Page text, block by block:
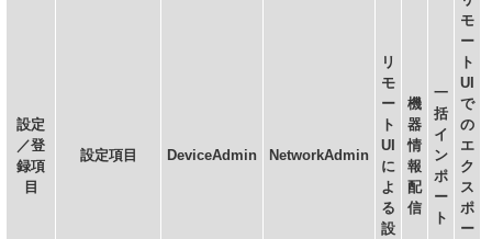
設定
／登
録項
目
設定項目 DeviceAdmin NetworkAdmin
リ
モ
ー
ト
UI
に
よ
る
設
機
器
情
報
配
信
一
括
イ
ン
ポ
ー
ト
モ
ー
ト
UI
で
の
エ
ク
ス
ポ
ー